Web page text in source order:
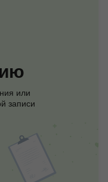
или
записи